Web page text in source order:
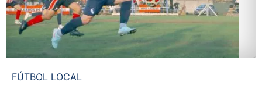
FÚTBOL LOCAL